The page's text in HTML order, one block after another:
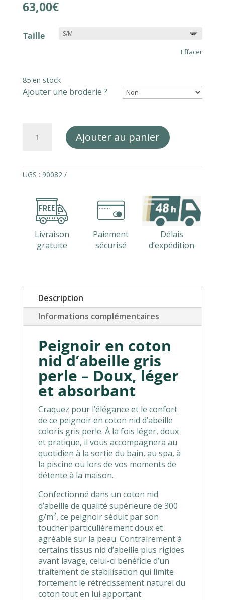
63,00€
Taille
Effacer
85 en stock
Ajouter une broderie ?
coton
EDEN
Ajouter au panier
UGS : 90082
Livraison
gratuite
Paiement
sécurisé
Délais
d’expédition
Description
Informations complémentaires
Peignoir en coton
nid d’abeille gris
perle – Doux, léger
et absorbant
Craquez pour l’élégance et le confort
de ce peignoir en coton nid d’abeille
coloris gris perle. À la fois léger, doux
et pratique, il vous accompagnera au
quotidien à la sortie du bain, au spa, à
la piscine ou lors de vos moments de
détente à la maison.
Confectionné dans un coton nid
d’abeille de qualité supérieure de 300
g/m², ce peignoir séduit par son
toucher particulièrement doux et
agréable sur la peau. Contrairement à
certains tissus nid d’abeille plus rigides
avant lavage, celui-ci bénéficie d’un
traitement de stabilisation qui limite
fortement le rétrécissement naturel du
coton tout en lui apportant